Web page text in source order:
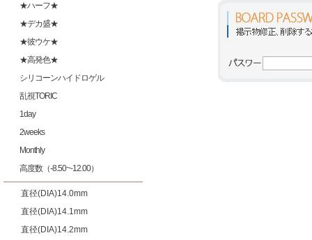
★ハーフ★
★デカ盛★
★彼ウケ★
★高発色★
シリコーンハイドロゲル
乱視TORIC
1day
2weeks
Monthly
高度数（-8.50~-12.00）
直径(DIA)14.0mm
直径(DIA)14.1mm
直径(DIA)14.2mm